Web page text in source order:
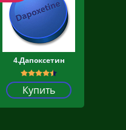
4.Дапоксетин
Купить